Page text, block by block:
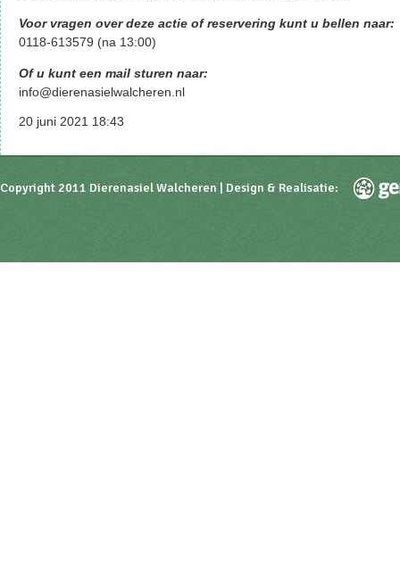
Voor vragen over deze actie of reservering kunt u bellen naar:
0118-613579 (na 13:00)
Of u kunt een mail sturen naar:
info@dierenasielwalcheren.nl
20 juni 2021 18:43
Copyright 2011 Dierenasiel Walcheren | Design & Realisatie: